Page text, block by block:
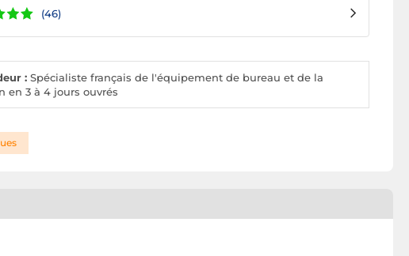
(46)
: Spécialiste français de l'équipement de bureau et de la
en 3 à 4 jours ouvrés